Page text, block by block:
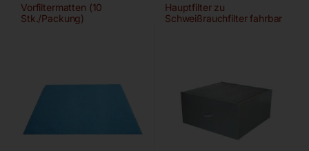
Vorfiltermatten (10
Stk./Packung)
Hauptfilter zu
Schweißrauchfilter fahrbar